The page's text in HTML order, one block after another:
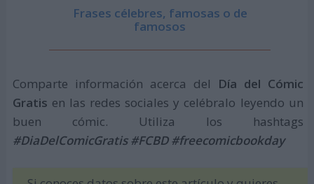
Frases célebres, famosas o de
famosos
Comparte información acerca del
Día del Cómic
Gratis en las redes sociales y celébralo leyendo un
buen cómic. Utiliza los hashtags
#DiaDelComicGratis #FCBD #freecomicbookday